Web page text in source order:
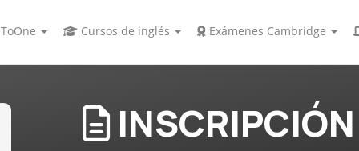
Cursos de inglés Exámenes Cambridge